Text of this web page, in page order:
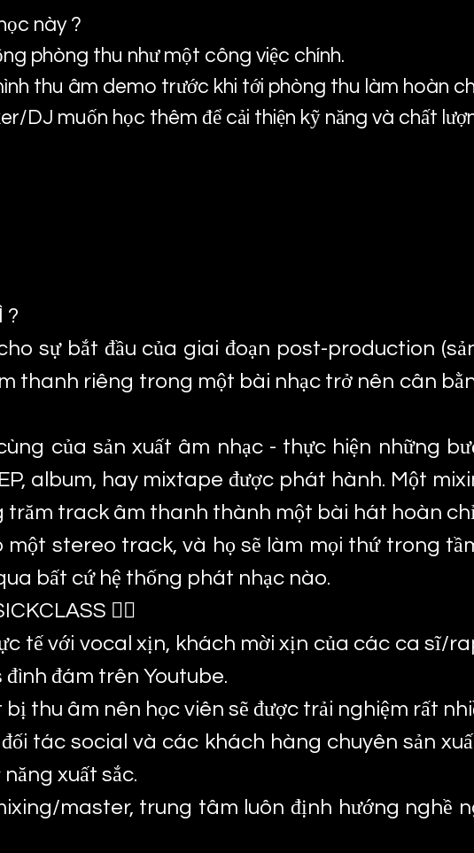
này ?
phòng thu như một công việc chính.
thu âm demo trước khi tới phòng thu làm hoàn
muốn học thêm để cải thiện kỹ năng và chất
?
sự bắt đầu của giai đoạn post-production
thanh riêng trong một bài nhạc trở nên cân
của sản xuất âm nhạc - thực hiện những
album, hay mixtape được phát hành. Một
trăm track âm thanh thành một bài hát hoàn
một stereo track, và họ sẽ làm mọi thứ trong
bất cứ hệ thống phát nhạc nào.
👍🏽
tế với vocal xịn, khách mời xịn của các ca sĩ/
đám trên Youtube.
thu âm nên học viên sẽ được trải nghiệm rất
tác social và các khách hàng chuyên sản
xuất sắc.
master, trung tâm luôn định hướng nghề